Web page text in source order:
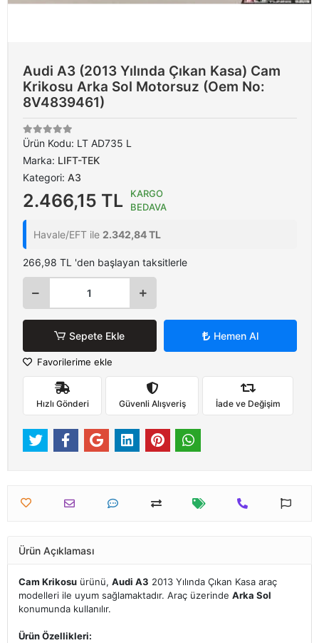
Audi A3 (2013 Yılında Çıkan Kasa) Cam
Krikosu Arka Sol Motorsuz (Oem No:
8V4839461)
Ürün Kodu: LT AD735 L
Marka: LIFT-TEK
Kategori: A3
2.466,15 TL
KARGO
BEDAVA
Havale/EFT ile 2.342,84 TL
266,98 TL 'den başlayan taksitlerle
Sepete Ekle Hemen Al
Favorilerime ekle
Hızlı Gönderi Güvenli Alışveriş İade ve Değişim
Ürün Açıklaması
Cam Krikosu ürünü, Audi A3 2013 Yılında Çıkan Kasa araç
modelleri ile uyum sağlamaktadır. Araç üzerinde Arka Sol
konumunda kullanılır.
Ürün Özellikleri: